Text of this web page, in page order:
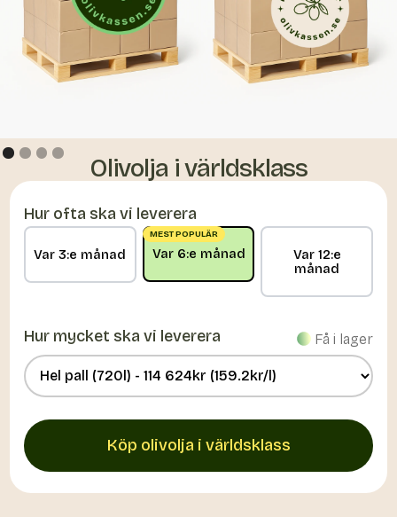
Olivolja i världsklass
Hur ofta ska vi leverera
Var 3:e månad
MEST POPULÄR
Var 6:e månad
Var 12:e
månad
Hur mycket ska vi leverera Få i lager
Köp olivolja i världsklass